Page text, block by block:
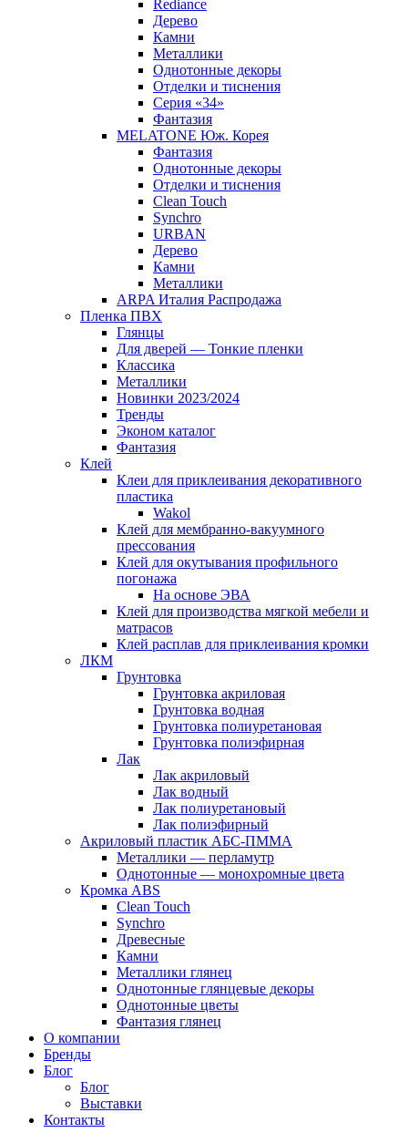
Rediance
Дерево
Камни
Металлики
Однотонные декоры
Отделки и тиснения
Серия «34»
Фантазия
MELATONE Юж. Корея
Фантазия
Однотонные декоры
Отделки и тиснения
Clean Touch
Synchro
URBAN
Дерево
Камни
Металлики
ARPA Италия Распродажа
Пленка ПВХ
Глянцы
Для дверей — Тонкие пленки
Классика
Металлики
Новинки 2023/2024
Тренды
Эконом каталог
Фантазия
Клей
Клеи для приклеивания декоративного
пластика
Wakol
Клей для мембранно-вакуумного
прессования
Клей для окутывания профильного
погонажа
На основе ЭВА
Клей для производства мягкой мебели и
матрасов
Клей расплав для приклеивания кромки
ЛКМ
Грунтовка
Грунтовка акриловая
Грунтовка водная
Грунтовка полиуретановая
Грунтовка полиэфирная
Лак
Лак акриловый
Лак водный
Лак полиуретановый
Лак полиэфирный
Акриловый пластик АБС-ПММА
Металлики — перламутр
Однотонные — монохромные цвета
Кромка ABS
Clean Touch
Synchro
Древесные
Камни
Металлики глянец
Однотонные глянцевые декоры
Однотонные цветы
Фантазия глянец
О компании
Бренды
Блог
Блог
Выставки
Контакты